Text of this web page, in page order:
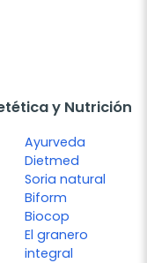
y Nutrición
Ayurveda
Dietmed
Soria natural
Biform
Biocop
El granero
integral